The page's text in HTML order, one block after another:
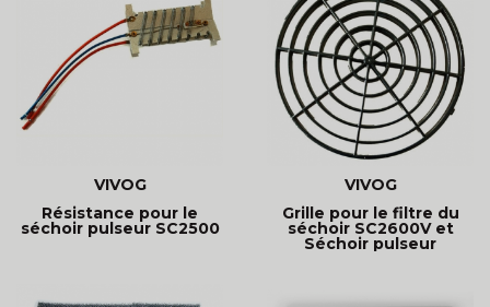
VIVOG
Résistance pour le
séchoir pulseur SC2500
VIVOG
Grille pour le filtre du
séchoir SC2600V et
Séchoir pulseur